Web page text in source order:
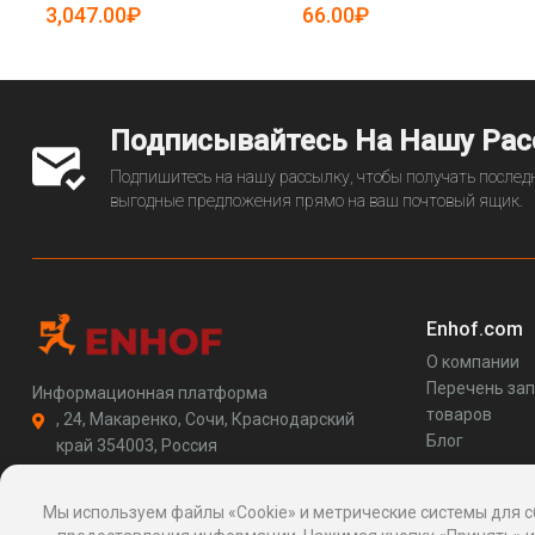
25-5085224)
3,047.00₽ 66.00₽
Подписывайтесь На Нашу
Подпишитесь на нашу рассылку, чтобы получать
выгодные предложения прямо на ваш почтовый ящик.
Информационная платформа
, 24, Макаренко, Сочи, Краснодарский
край 354003, Россия
http://enhof.com
Enhof.com
О компании
Перечень
товаров
Блог
Мы используем файлы «Cookie» и метрические системы для